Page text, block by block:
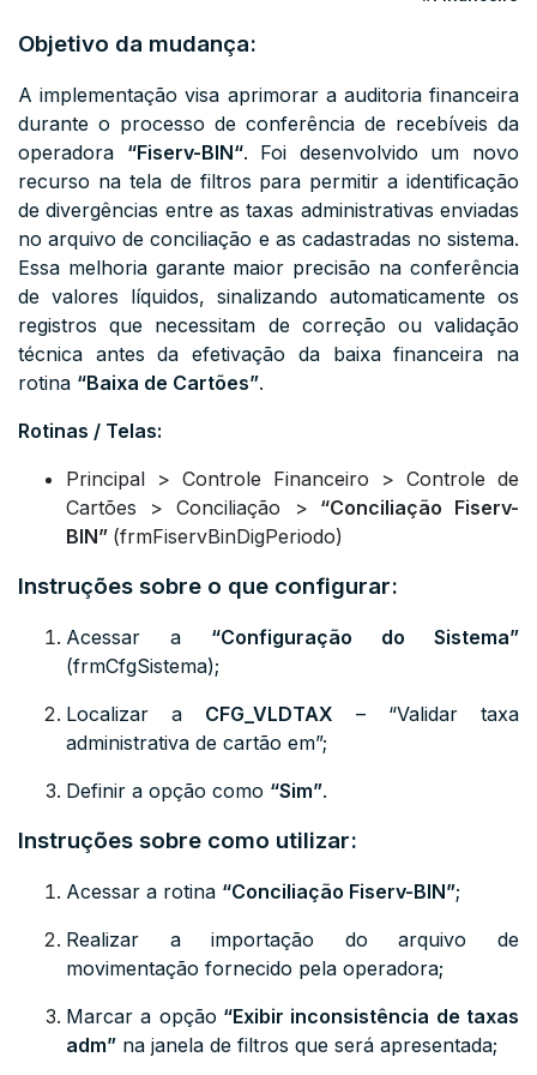
Objetivo da mudança:
A implementação visa aprimorar a auditoria financeira
durante o processo de conferência de recebíveis da
operadora “Fiserv-BIN“. Foi desenvolvido um novo
recurso na tela de filtros para permitir a identificação
de divergências entre as taxas administrativas enviadas
no arquivo de conciliação e as cadastradas no sistema.
Essa melhoria garante maior precisão na conferência
de valores líquidos, sinalizando automaticamente os
registros que necessitam de correção ou validação
técnica antes da efetivação da baixa financeira na
rotina “Baixa de Cartões”.
Rotinas / Telas:
Principal > Controle Financeiro > Controle de
Cartões > Conciliação > “Conciliação Fiserv-
BIN” (frmFiservBinDigPeriodo)
Instruções sobre o que configurar:
Acessar a “Configuração do Sistema”
(frmCfgSistema);
Localizar a CFG_VLDTAX – “Validar taxa
administrativa de cartão em”;
Definir a opção como “Sim”.
Instruções sobre como utilizar:
Acessar a rotina “Conciliação Fiserv-BIN”;
Realizar a importação do arquivo de
movimentação fornecido pela operadora;
Marcar a opção “Exibir inconsistência de taxas
adm” na janela de filtros que será apresentada;